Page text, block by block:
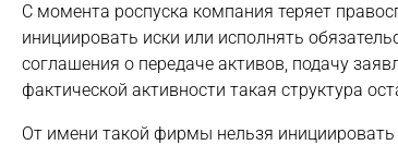
С момента роспуска компания теряет
инициировать иски или исполнять
соглашения о передаче активов, подачу
фактической активности такая структура
От имени такой фирмы нельзя